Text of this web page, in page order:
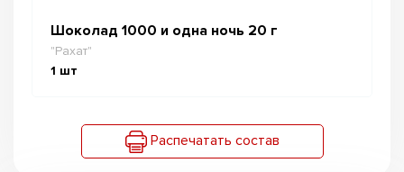
Шоколад 1000 и одна ночь 20 г
"Рахат"
1 шт
Распечатать состав